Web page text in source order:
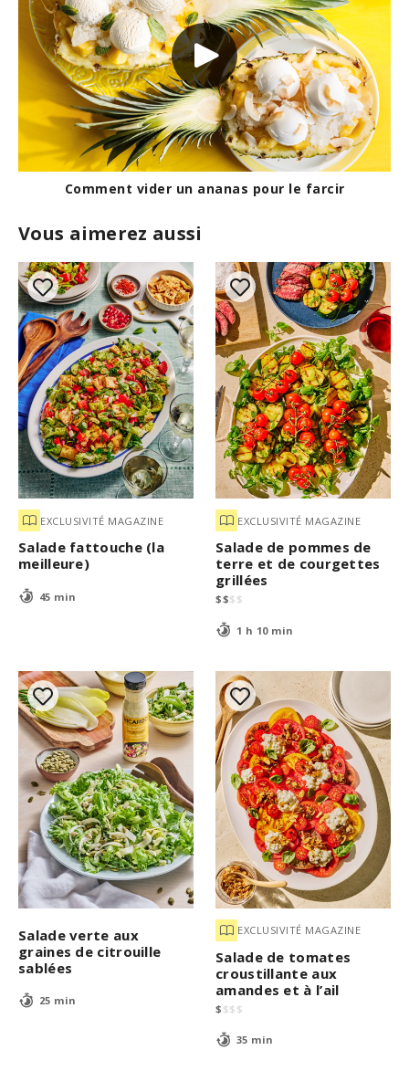
Comment vider un ananas pour le farcir
Vous aimerez aussi
EXCLUSIVITÉ MAGAZINE
Salade fattouche (la
meilleure)
45 min
EXCLUSIVITÉ MAGAZINE
Salade de pommes de
terre et de courgettes
grillées
$$$ $
1 h 10 min
Salade verte aux
graines de citrouille
sablées
25 min
EXCLUSIVITÉ MAGAZINE
Salade de tomates
croustillante aux
amandes et à l’ail
$ $$ $
35 min